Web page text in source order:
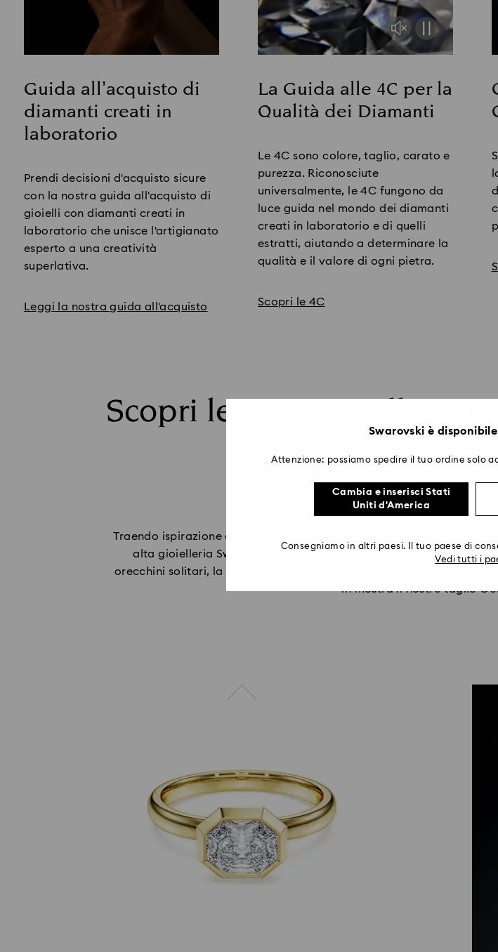
Guida all’acquisto di
diamanti creati in
laboratorio
Prendi decisioni d'acquisto sicure
con la nostra guida all'acquisto di
gioielli con diamanti creati in
laboratorio che unisce l'artigianato
esperto a una creatività
superlativa.
Leggi la nostra guida all'acquisto
La Guida alle 4C per la
Qualità dei Diamanti
Le 4C sono colore, taglio, carato e
purezza. Riconosciute
universalmente, le 4C fungono da
luce guida nel mondo dei diamanti
creati in laboratorio e di quelli
estratti, aiutando a determinare la
qualità e il valore di ogni pietra.
Scopri le 4C
Scopri le Nostre
Traendo ispirazione da silhouette senza tempo, formazioni
alta gioielleria Swarovski Created Diamonds adatta a ogni stile.
orecchini solitari, la Collezione Galaxy per una radiosità
in mostra il nostro taglio
Swarovski è
Attenzione: possiamo spedire il tuo ordine solo
Cambia e inserisci Stati
Uniti d'America
Consegniamo in altri paesi. Il tuo paese di
Vedi tutti i